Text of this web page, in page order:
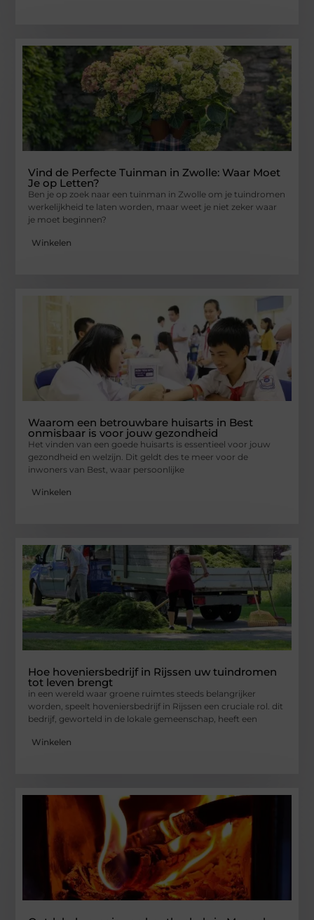
Vind de Perfecte Tuinman in Zwolle: Waar Moet
Je op Letten?
Ben je op zoek naar een tuinman in Zwolle om je tuindromen
werkelijkheid te laten worden, maar weet je niet zeker waar
je moet beginnen?
Winkelen
Waarom een betrouwbare huisarts in Best
onmisbaar is voor jouw gezondheid
Het vinden van een goede huisarts is essentieel voor jouw
gezondheid en welzijn. Dit geldt des te meer voor de
inwoners van Best, waar persoonlijke
Winkelen
Hoe hoveniersbedrijf in Rijssen uw tuindromen
tot leven brengt
in een wereld waar groene ruimtes steeds belangrijker
worden, speelt hoveniersbedrijf in Rijssen een cruciale rol. dit
bedrijf, geworteld in de lokale gemeenschap, heeft een
Winkelen